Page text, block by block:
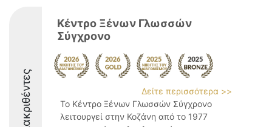
Διακριθέντες
Κέντρο Ξένων Γλωσσών
Σύγχρονο
Δείτε περισσότερα >>
Το Κέντρο Ξένων Γλωσσών Σύγχρονο
λειτουργεί στην Κοζάνη από το 1977